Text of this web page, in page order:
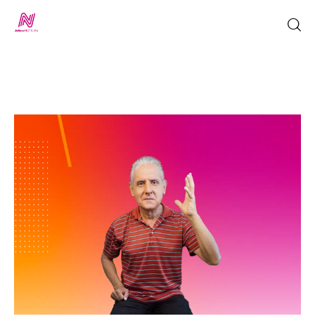
TV en Vivo
Jalisco Noticias
Programación
Jalisco TV
Jalisco RADIO / En Vivo
Nosotros